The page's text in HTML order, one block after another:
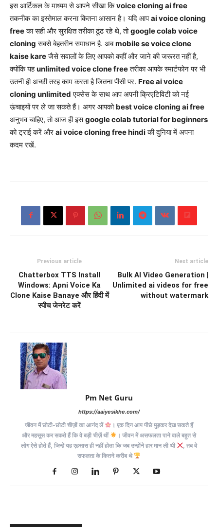
इस आर्टिकल के माध्यम से आपने सीखा किvoice cloning ai free
तकनीक का इस्तेमाल करना कितना आसान है। यदि आपai voice cloning
freeका सही और सुरक्षित तरीका ढूंढ रहे थे, तोgoogle colab voice
cloning सबसे बेहतरीन समाधान है. अबmobile se voice clone
kaise kareजैसे सवालों के लिए आपको कहीं और जाने की जरूरत नहीं है,
क्योंकि यहunlimited voice clone freeतरीका आपके स्मार्टफोन पर भी
उतनी ही अच्छी तरह काम करता है जितना पीसी पर. Free ai voice
cloning unlimited एक्सेस के साथ आप अपनी क्रिएटिविटी को नई
ऊंचाइयों पर ले जा सकते हैं। अगर आपको best voice cloning ai free
अनुभव चाहिए, तो आज ही इसgoogle colab tutorial for beginners
को ट्राई करें और ai voice cloning free hindiकी दुनिया में अपना
कदम रखें.
Previous article
Chatterbox TTS Install
Windows: Apni Voice Ka
Clone Kaise Banaye और हिंदी में
स्पीच जेनरेट करें
Next article
Bulk AI Video Generation |
Unlimited ai videos for free
without watermark
Pm Net Guru
https://aaiyesikhe.com/
जीवन में छोटी-छोटी चीज़ों का आनंद लें
। एक दिन आप पीछे मुड़कर देख सकते हैं
और महसूस कर सकते हैं कि वे बड़ी चीज़ें थीं
। जीवन में असफलता पाने वाले बहुत से
लोग ऐसे होते हैं, जिन्हें यह एहसास ही नहीं होता कि जब उन्होंने हार मान ली थी
, तब वे
सफलता के कितने करीब थे